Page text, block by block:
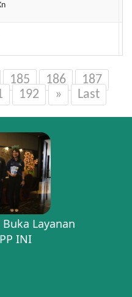
185 186
187
192 » Last
Layanan
INI